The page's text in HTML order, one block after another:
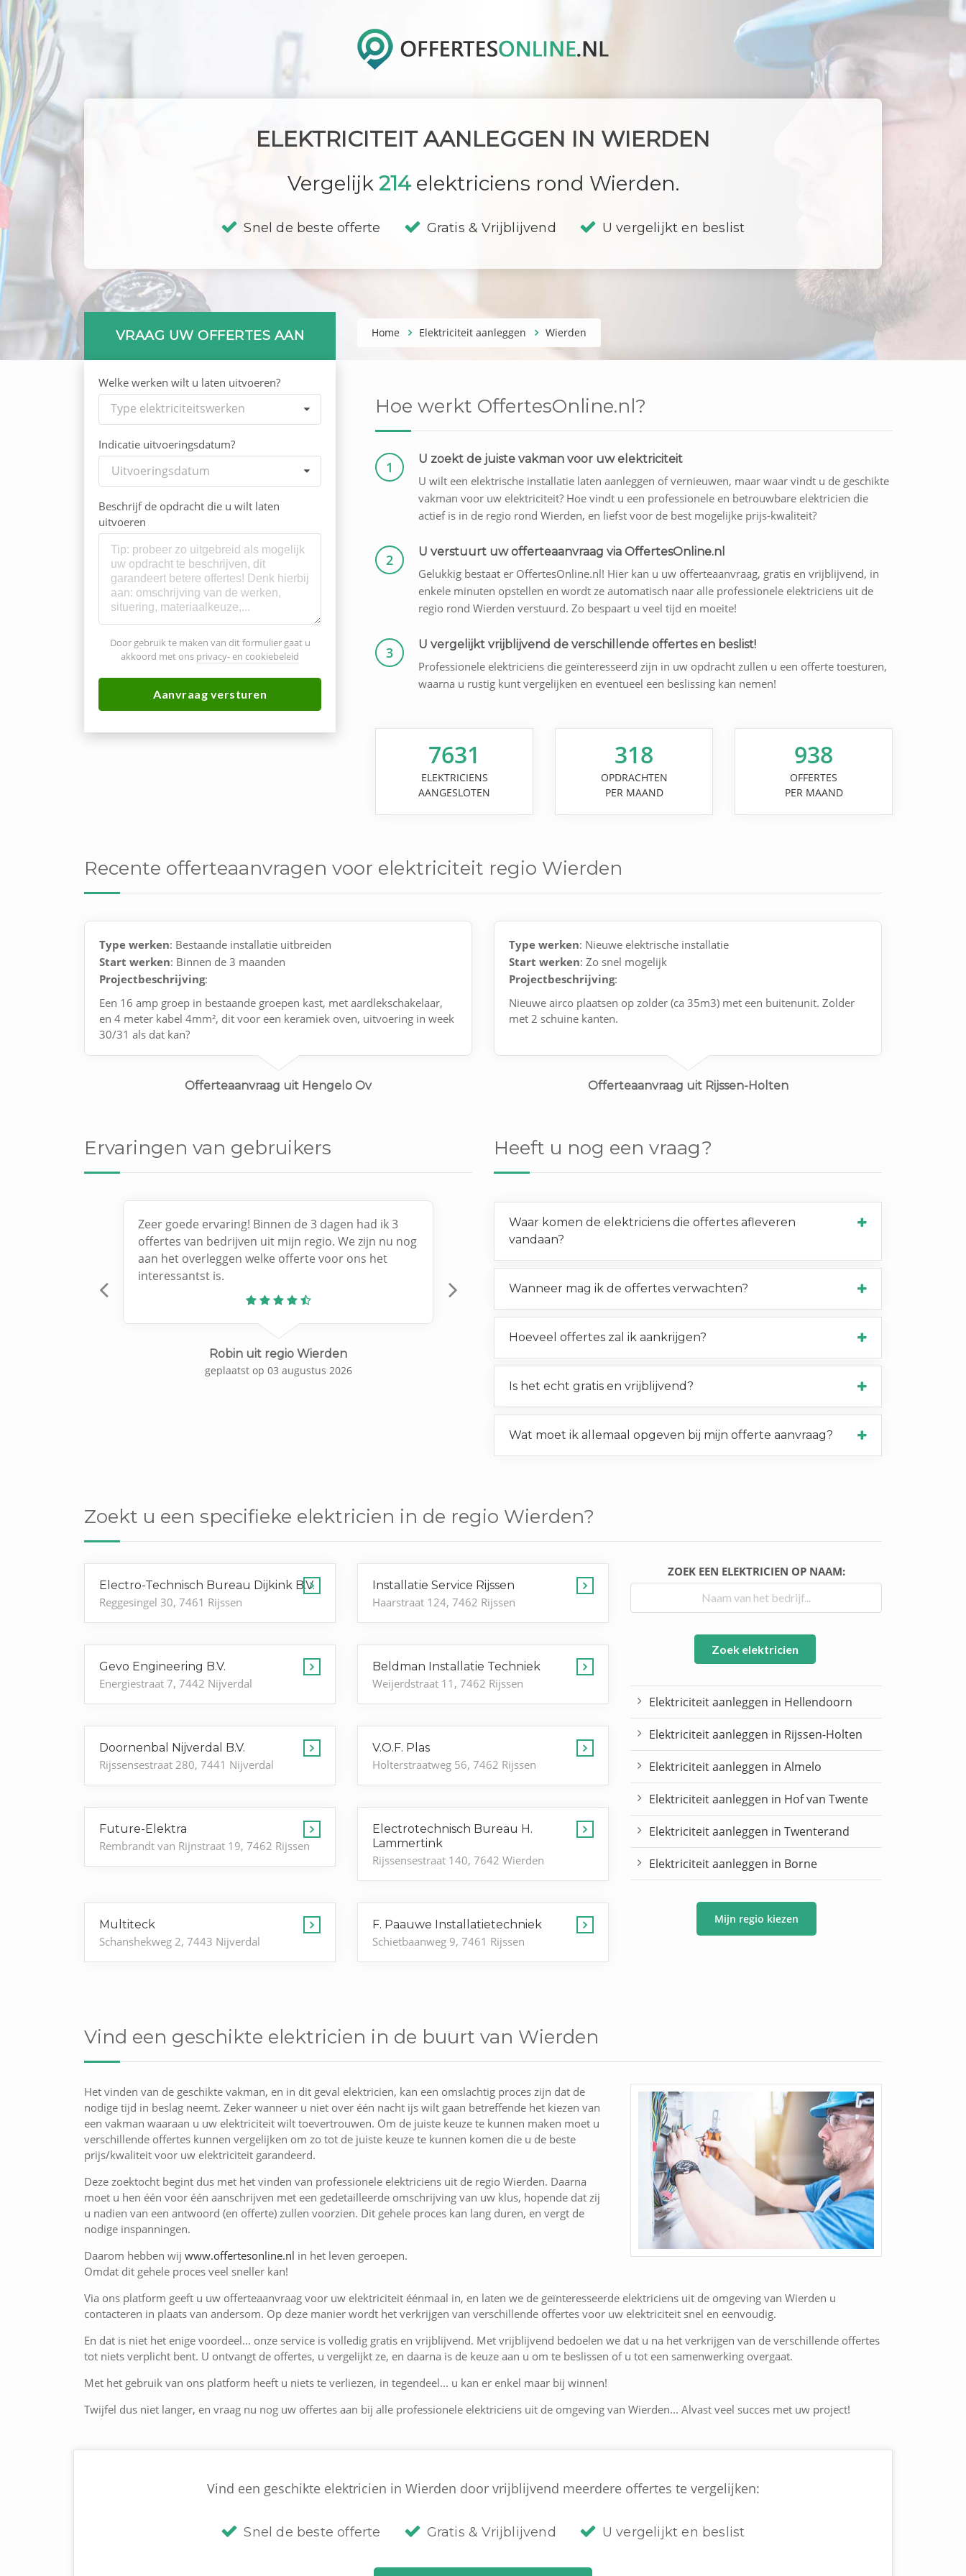
ELEKTRICITEIT AANLEGGEN IN WIERDEN
Vergelijk 214elektriciens rond Wierden.
Snel de beste offerte Gratis & Vrijblijvend U vergelijkt en beslist
Home Elektriciteit aanleggen Wierden
VRAAG UW OFFERTES AAN
Welke werken wilt u laten uitvoeren?
Type elektriciteitswerken
Indicatie uitvoeringsdatum?
Uitvoeringsdatum
Beschrijf de opdracht die u wilt laten
uitvoeren
Door gebruik te maken van dit formulier gaat u
akkoord met ons privacy- en cookiebeleid
Aanvraag versturen
Hoe werkt OffertesOnline.nl?
1 U zoekt de juiste vakman voor uw elektriciteit
U wilt een elektrische installatie laten aanleggen of vernieuwen, maar waar vindt u de geschikte
vakman voor uw elektriciteit? Hoe vindt u een professionele en betrouwbare elektricien die
actief is in de regio rond Wierden, en liefst voor de best mogelijke prijs-kwaliteit?
2 U verstuurt uw offerteaanvraag via OffertesOnline.nl
Gelukkig bestaat er OffertesOnline.nl! Hier kan u uw offerteaanvraag, gratis en vrijblijvend, in
enkele minuten opstellen en wordt ze automatisch naar alle professionele elektriciens uit de
regio rond Wierden verstuurd. Zo bespaart u veel tijd en moeite!
3 U vergelijkt vrijblijvend de verschillende offertes en beslist!
Professionele elektriciens die geïnteresseerd zijn in uw opdracht zullen u een offerte toesturen,
waarna u rustig kunt vergelijken en eventueel een beslissing kan nemen!
7631
ELEKTRICIENS
AANGESLOTEN
318
OPDRACHTEN
PER MAAND
938
OFFERTES
PER MAAND
Recente offerteaanvragen voor elektriciteit regio Wierden
Type werken: Bestaande installatie uitbreiden
Start werken: Binnen de 3 maanden
Projectbeschrijving:
Een 16 amp groep in bestaande groepen kast, met aardlekschakelaar,
en 4 meter kabel 4mm², dit voor een keramiek oven, uitvoering in week
30/31 als dat kan?
Offerteaanvraag uit Hengelo Ov
Type werken: Nieuwe elektrische installatie
Start werken: Zo snel mogelijk
Projectbeschrijving:
Nieuwe airco plaatsen op zolder (ca 35m3) met een buitenunit. Zolder
met 2 schuine kanten.
Offerteaanvraag uit Rijssen-Holten
Ervaringen van gebruikers
Zeer goede ervaring! Binnen de 3 dagen had ik 3
offertes van bedrijven uit mijn regio. We zijn nu nog
aan het overleggen welke offerte voor ons het
interessantst is.
Robin uit regio Wierden
geplaatst op 03 augustus 2026
Previous Next
Heeft u nog een vraag?
Waar komen de elektriciens die offertes afleveren
vandaan?
Wanneer mag ik de offertes verwachten?
Hoeveel offertes zal ik aankrijgen?
Is het echt gratis en vrijblijvend?
Wat moet ik allemaal opgeven bij mijn offerte aanvraag?
Zoekt u een specifieke elektricien in de regio Wierden?
Electro-Technisch Bureau Dijkink B.V.
Reggesingel 30, 7461 Rijssen
Installatie Service Rijssen
Haarstraat 124, 7462 Rijssen
Gevo Engineering B.V.
Energiestraat 7, 7442 Nijverdal
Beldman Installatie Techniek
Weijerdstraat 11, 7462 Rijssen
Doornenbal Nijverdal B.V.
Rijssensestraat 280, 7441 Nijverdal
V.O.F. Plas
Holterstraatweg 56, 7462 Rijssen
Future-Elektra
Rembrandt van Rijnstraat 19, 7462 Rijssen
Electrotechnisch Bureau H.
Lammertink
Rijssensestraat 140, 7642 Wierden
Multiteck
Schanshekweg 2, 7443 Nijverdal
F. Paauwe Installatietechniek
Schietbaanweg 9, 7461 Rijssen
ZOEK EEN ELEKTRICIEN OP NAAM:
Zoek elektricien
Elektriciteit aanleggen in Hellendoorn
Elektriciteit aanleggen in Rijssen-Holten
Elektriciteit aanleggen in Almelo
Elektriciteit aanleggen in Hof van Twente
Elektriciteit aanleggen in Twenterand
Elektriciteit aanleggen in Borne
Mijn regio kiezen
Vind een geschikte elektricien in de buurt van Wierden
Het vinden van de geschikte vakman, en in dit geval elektricien, kan een omslachtig proces zijn dat de
nodige tijd in beslag neemt. Zeker wanneer u niet over één nacht ijs wilt gaan betreffende het kiezen van
een vakman waaraan u uw elektriciteit wilt toevertrouwen. Om de juiste keuze te kunnen maken moet u
verschillende offertes kunnen vergelijken om zo tot de juiste keuze te kunnen komen die u de beste
prijs/kwaliteit voor uw elektriciteit garandeerd.
Deze zoektocht begint dus met het vinden van professionele elektriciens uit de regio Wierden. Daarna
moet u hen één voor één aanschrijven met een gedetailleerde omschrijving van uw klus, hopende dat zij
u nadien van een antwoord (en offerte) zullen voorzien. Dit gehele proces kan lang duren, en vergt de
nodige inspanningen.
Daarom hebben wij www.offertesonline.nl in het leven geroepen.
Omdat dit gehele proces veel sneller kan!
Via ons platform geeft u uw offerteaanvraag voor uw elektriciteit éénmaal in, en laten we de geïnteresseerde elektriciens uit de omgeving van Wierden u
contacteren in plaats van andersom. Op deze manier wordt het verkrijgen van verschillende offertes voor uw elektriciteit snel en eenvoudig.
En dat is niet het enige voordeel... onze service is volledig gratis en vrijblijvend. Met vrijblijvend bedoelen we dat u na het verkrijgen van de verschillende offertes
tot niets verplicht bent. U ontvangt de offertes, u vergelijkt ze, en daarna is de keuze aan u om te beslissen of u tot een samenwerking overgaat.
Met het gebruik van ons platform heeft u niets te verliezen, in tegendeel... u kan er enkel maar bij winnen!
Twijfel dus niet langer, en vraag nu nog uw offertes aan bij alle professionele elektriciens uit de omgeving van Wierden... Alvast veel succes met uw project!
Vind een geschikte elektricien in Wierden door vrijblijvend meerdere offertes te vergelijken:
Snel de beste offerte Gratis & Vrijblijvend U vergelijkt en beslist